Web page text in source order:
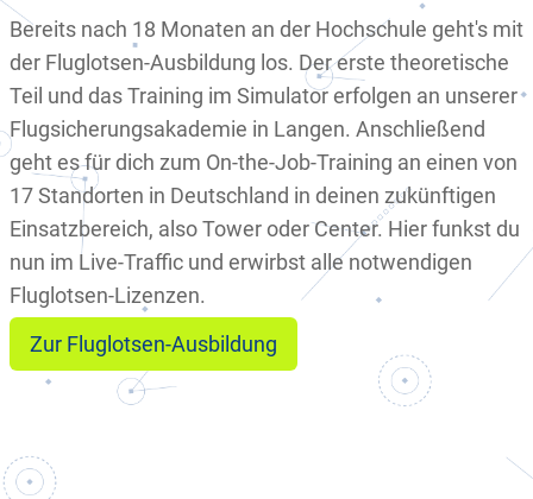
Bereits nach 18 Monaten an der Hochschule geht's mit
der Fluglotsen-Ausbildung los. Der erste theoretische
Teil und das Training im Simulator erfolgen an unserer
Flugsicherungsakademie in Langen. Anschließend
geht es für dich zum On-the-Job-Training an einen von
17 Standorten in Deutschland in deinen zukünftigen
Einsatzbereich, also Tower oder Center. Hier funkst du
nun im Live-Traffic und erwirbst alle notwendigen
Fluglotsen-Lizenzen.
Zur Fluglotsen-Ausbildung